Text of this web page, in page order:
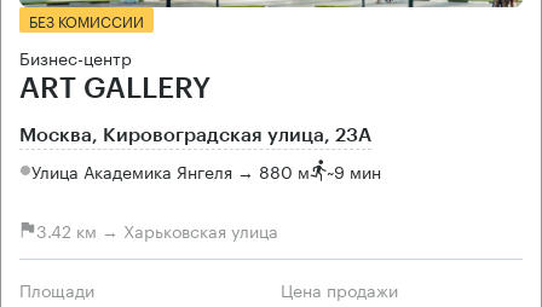
БЕЗ КОМИССИИ
Бизнес-центр
ART GALLERY
Москва, Кировоградская улица, 23А
Улица Академика Янгеля → 880 м ~9 мин
3.42 км → Харьковская улица
Площади Цена продажи